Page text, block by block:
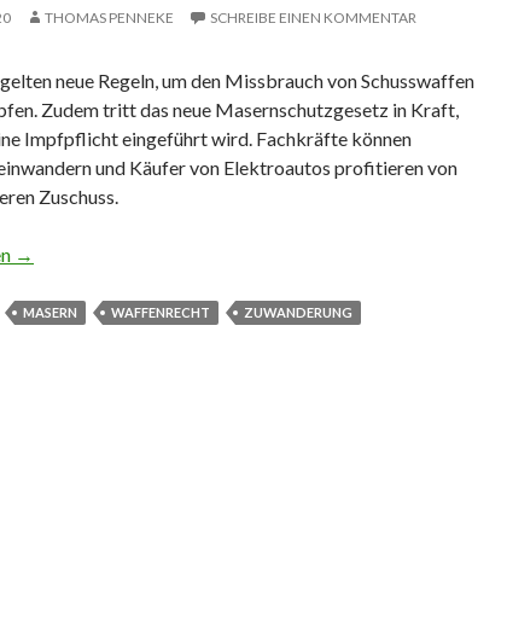
THOMAS PENNEKE SCHREIBE EINEN KOMMENTAR
neue Regeln, um den Missbrauch von Schusswaffen
Zudem tritt das neue Masernschutzgesetz in Kraft,
Impfpflicht eingeführt wird. Fachkräfte können
und Käufer von Elektroautos profitieren von
Zuschuss.
im März 2020
→
MASERN WAFFENRECHT ZUWANDERUNG